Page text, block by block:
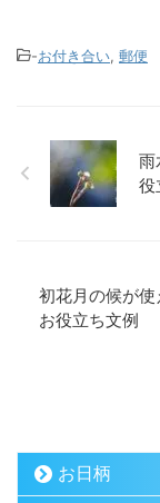
-お付き合い, 郵便
雨
役
初花月の候が使
お役立ち文例
お日柄